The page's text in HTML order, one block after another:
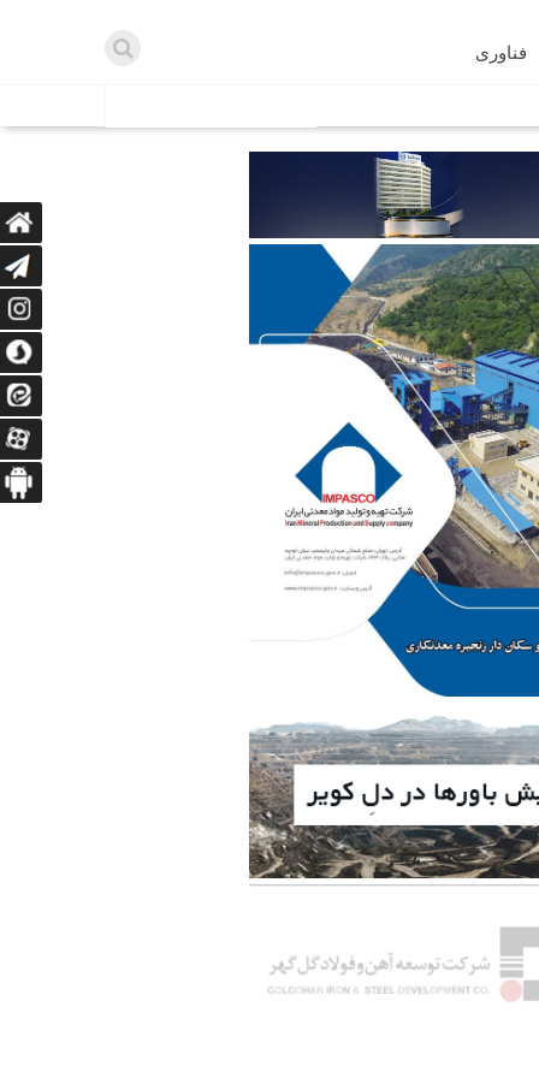
فناوری
دریافت می‌کنند